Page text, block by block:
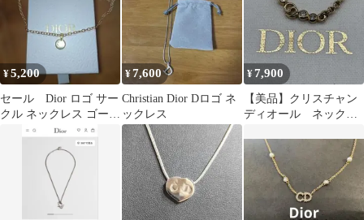
¥5,200
セール Dior ロゴ サー
クル ネックレス ゴール
ドカラー
¥7,600
Christian Dior Dロゴ ネ
ックレス
¥7,900
【美品】クリスチャン
ディオール ネックレ
トーン